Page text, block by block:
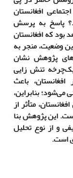
افغانستان
پاسخ به پرسش
که افغانستان
وضعیت، منجر به
­های پژوهش نشان
تنش ­زایی
باعث
می‌شود؛ بنابراین،
متأثر از
این پژوهش بنا
و از نوع تحلیل
است.